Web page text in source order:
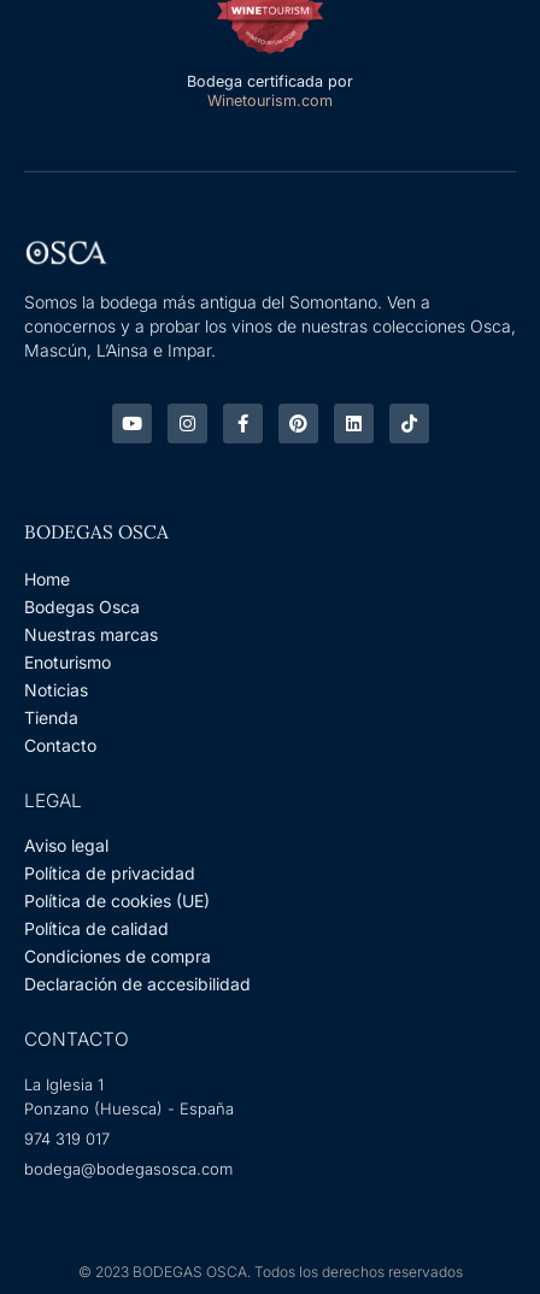
Bodega certificada por
Winetourism.com
Somos la bodega más antigua del Somontano. Ven a
conocernos y a probar los vinos de nuestras colecciones Osca,
Mascún, L’Ainsa e Impar.
Y
o
u
e
I
n
s
F
a
c
P
i
n
L
i
n
T
i
k
BODEGAS OSCA
Home
Bodegas Osca
Nuestras marcas
Enoturismo
Noticias
Tienda
Contacto
LEGAL
Aviso legal
Política de privacidad
Política de cookies (UE)
Política de calidad
Condiciones de compra
Declaración de accesibilidad
CONTACTO
La Iglesia 1
Ponzano (Huesca) - España
974 319 017
bodega@bodegasosca.com
© 2023 BODEGAS OSCA. Todos los derechos reservados